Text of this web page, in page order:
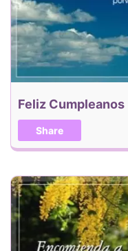
Feliz Cumpleanos
Share